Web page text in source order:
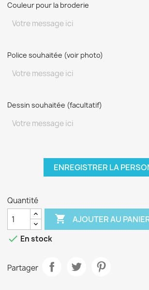
Couleur pour la broderie
Police souhaitée (voir photo)
Dessin souhaitée (facultatif)
ENREGISTRER LA
Quantité
 AJOUTER AU
 En stock
Partager